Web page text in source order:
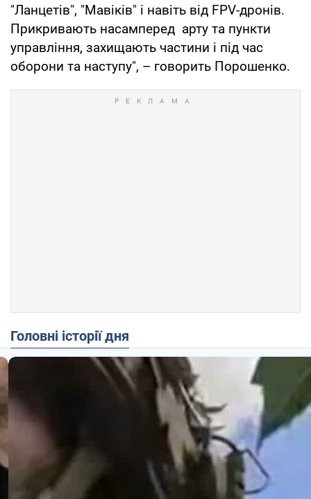
"Ланцетів", "Мавіків" і навіть від FPV-дронів.
Прикривають насамперед арту та пункти
управління, захищають частини і під час
оборони та наступу", – говорить Порошенко.
Головні історії дня